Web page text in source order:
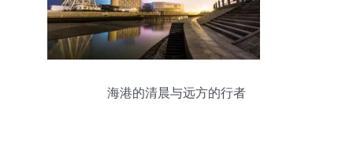
海港的清晨与远方的行者